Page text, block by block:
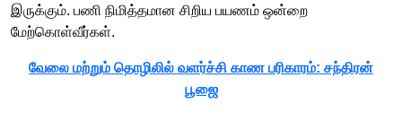
இருக்கும். பணி நிமித்தமான சிறிய பயணம் ஒன்றை
மேற்கொள்வீர்கள்.
வேலை மற்றும் தொழிலில் வளர்ச்சி காண பரிகாரம்: சந்திரன்
பூஜை